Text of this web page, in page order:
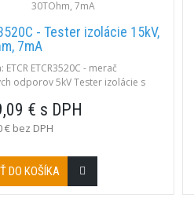
- Tester izolácie 15kV,
7mA
ETCR ETCR3520C - merač
odporov 5kV Tester izolácie s
do 30TOhm. Vysoký skratový prúd
parametrov PI a DAR,
farebný dotykový displej.
€ s DPH
€ bez DPH
DO KOŠÍKA